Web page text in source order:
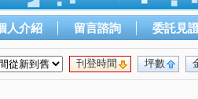
人介紹 留言諮詢 委託見
坪數
刊登時間